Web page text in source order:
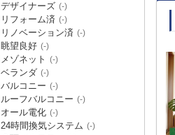
デザイナーズ (-)
リフォーム済 (-)
リノベーション済 (-)
眺望良好 (-)
メゾネット (-)
ベランダ (-)
バルコニー (-)
ルーフバルコニー (-)
オール電化 (-)
24時間換気システム (-)